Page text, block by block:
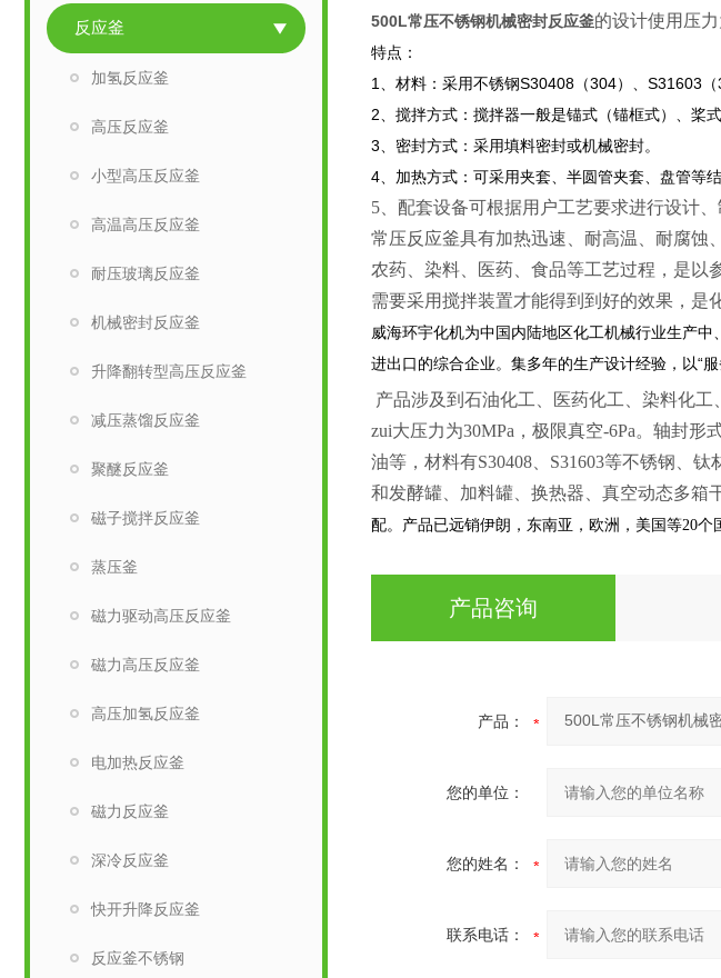
反应釜
加氢反应釜
高压反应釜
小型高压反应釜
高温高压反应釜
耐压玻璃反应釜
机械密封反应釜
升降翻转型高压反应釜
减压蒸馏反应釜
聚醚反应釜
磁子搅拌反应釜
蒸压釜
磁力驱动高压反应釜
磁力高压反应釜
高压加氢反应釜
电加热反应釜
磁力反应釜
深冷反应釜
快开升降反应釜
反应釜不锈钢
500L常压不锈钢机械密封反应釜的设计使用压
特点：
1
、材料：采用不锈钢S30408（304）、S31603
2 、搅拌方式：搅拌器一般是锚式（锚框式）、桨
3 、密封方式：采用填料密封或机械密封。
4 、加热方式：可采用夹套、半圆管夹套、盘管等
5 、配套设备可根据用户工艺要求进行设计、
常压反应釜具有加热迅速、耐高温、耐腐蚀
农药、染料、医药、食品等工艺过程，是以
需要采用搅拌装置才能得到到好的效果，是
威海环宇化机为中国内陆地区化工机械行业生产
进出口的综合企业。集多年的生产设计经验，以“
产品涉及到石油化工、医药化工、染料化
zui大压力为30MPa，极限真空-6Pa。轴封
油等，材料有S30408、S31603等不锈钢、
和发酵罐、加料罐、换热器、真空动态多箱
配。产品已远销伊朗，东南亚，欧洲，美国等20个
产品咨询
产品：
您的单位：
您的姓名：
联系电话：